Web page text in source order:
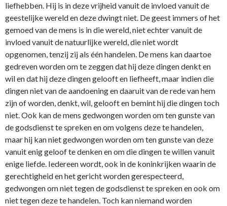
liefhebben. Hij is in deze vrijheid vanuit de invloed vanuit de
geestelijke wereld en deze dwingt niet. De geest immers of het
gemoed van de mens is in die wereld, niet echter vanuit de
invloed vanuit de natuurlijke wereld, die niet wordt
opgenomen, tenzij zij als één handelen. De mens kan daartoe
gedreven worden om te zeggen dat hij deze dingen denkt en
wil en dat hij deze dingen gelooft en liefheeft, maar indien die
dingen niet van de aandoening en daaruit van de rede van hem
zijn of worden, denkt, wil, gelooft en bemint hij die dingen toch
niet. Ook kan de mens gedwongen worden om ten gunste van
de godsdienst te spreken en om volgens deze te handelen,
maar hij kan niet gedwongen worden om ten gunste van deze
vanuit enig geloof te denken en om die dingen te willen vanuit
enige liefde. Iedereen wordt, ook in de koninkrijken waarin de
gerechtigheid en het gericht worden gerespecteerd,
gedwongen om niet tegen de godsdienst te spreken en ook om
niet tegen deze te handelen. Toch kan niemand worden